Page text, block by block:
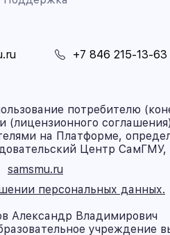
+7 846 215-13-63
потребителю
(лицензионного
на Платформе,
Центр СамГМУ,
samsmu.ru
персональных данных.
Александр Владимирович
учреждение